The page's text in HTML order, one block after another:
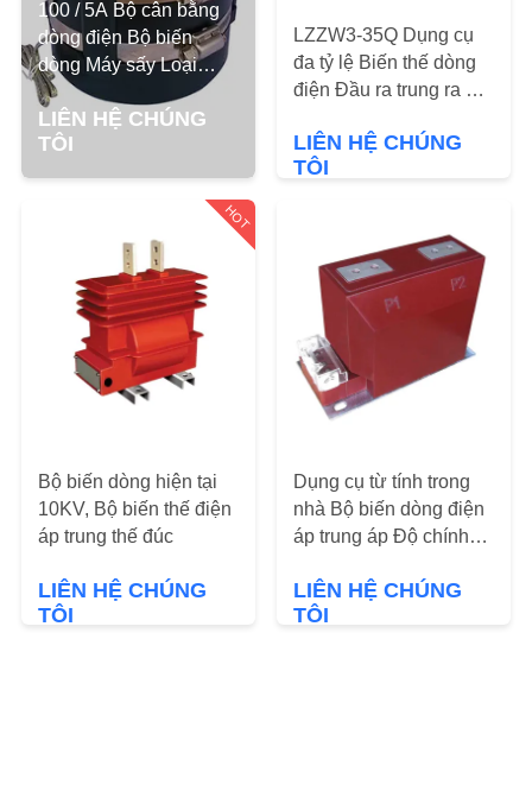
THAM
QUAN
NHÀ
MÁY
CHẤT
LƯỢNG
CHÚNG
TÔI
TIN
TỨC
100 / 5A Bộ cân bằng
dòng điện Bộ biến
dòng Máy sấy Loại
50mm Độ mở ống kính
0.5% Độ chính xác Cao
LIÊN HỆ CHÚNG
TÔI
LZZW3-35Q Dụng cụ
đa tỷ lệ Biến thế dòng
điện Đầu ra trung ra Độ
LIÊN HỆ CHÚNG
TÔI
HOT
Bộ biến dòng hiện tại
10KV, Bộ biến thế điện
áp trung thế đúc
LIÊN HỆ CHÚNG
TÔI
Dụng cụ từ tính trong
nhà Bộ biến dòng điện
áp trung áp Độ chính
LIÊN HỆ CHÚNG
TÔI